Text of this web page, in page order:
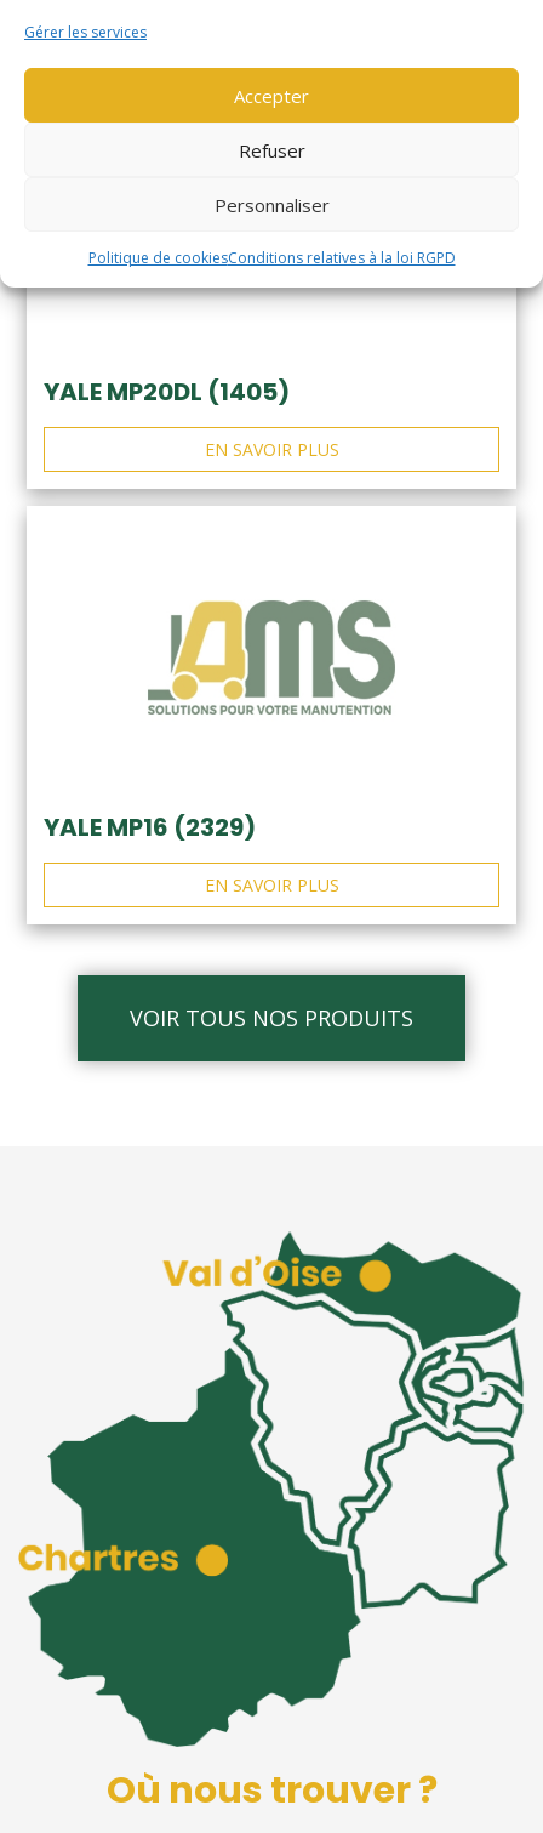
Gérer les services
Accepter
Refuser
Personnaliser
Politique de cookiesConditions relatives à la loi RGPD
YALE MP20DL (1405)
EN SAVOIR PLUS
YALE MP16 (2329)
EN SAVOIR PLUS
VOIR TOUS NOS PRODUITS
Où nous trouver ?